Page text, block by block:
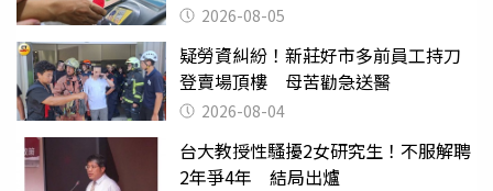
2026-08-05
疑勞資糾紛！新莊好市多前員工持刀
登賣場頂樓 母苦勸急送醫
2026-08-04
台大教授性騷擾2女研究生！不服解聘
2年爭4年 結局出爐